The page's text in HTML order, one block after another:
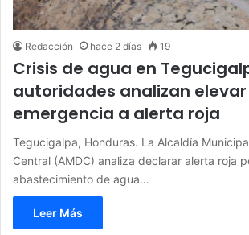
Redacción hace 2 días 19
Crisis de agua en
autoridades analizan
emergencia a alerta roja
Tegucigalpa, Honduras. La Alcaldía
Central (AMDC) analiza declarar alerta roja
abastecimiento de agua…
Leer Más